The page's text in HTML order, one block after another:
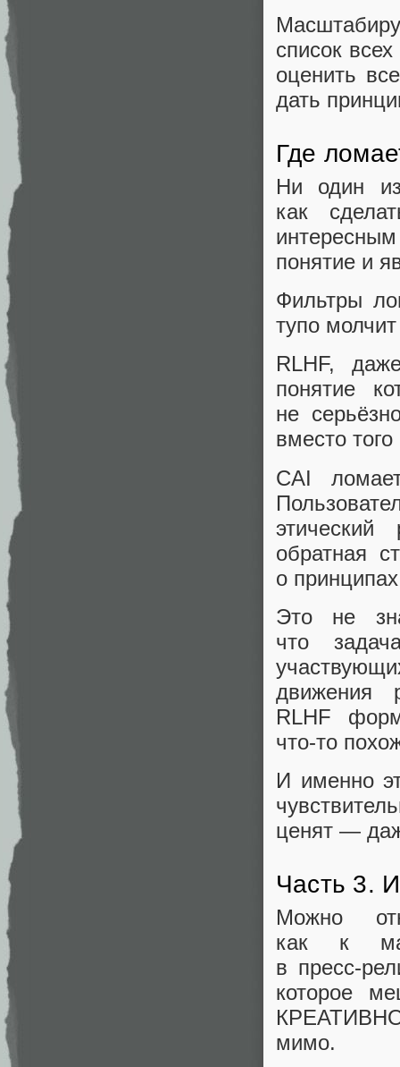
список
оценить
дать
Где
Ни один
как
понятие и
Фильтры
тупо
RLHF,
понятие
не
вместо
CAI
обратная
о
Это не
что
движения
RLHF
что‑то
И именно
ценят —
Часть 3.
Можно
как к
в
которое
мимо.